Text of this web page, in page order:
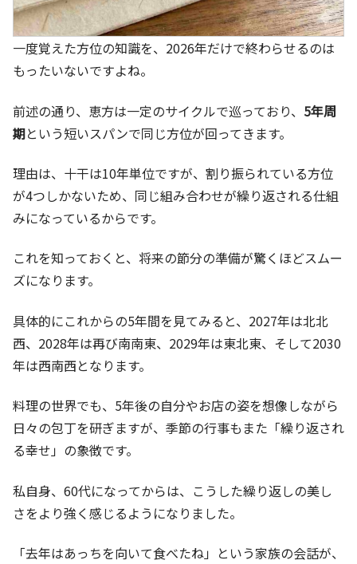
一度覚えた方位の知識を、2026年だけで終わらせるのは
もったいないですよね。
前述の通り、恵方は一定のサイクルで巡っており、 5年周
期という短いスパンで同じ方位が回ってきます。
理由は、十干は10年単位ですが、割り振られている方位
が4つしかないため、同じ組み合わせが繰り返される仕組
みになっているからです。
これを知っておくと、将来の節分の準備が驚くほどスムー
ズになります。
具体的にこれからの5年間を見てみると、2027年は北北
西、2028年は再び南南東、2029年は東北東、そして2030
年は西南西となります。
料理の世界でも、5年後の自分やお店の姿を想像しながら
日々の包丁を研ぎますが、季節の行事もまた「繰り返され
る幸せ」の象徴です。
私自身、60代になってからは、こうした繰り返しの美し
さをより強く感じるようになりました。
「去年はあっちを向いて食べたね」という家族の会話が、